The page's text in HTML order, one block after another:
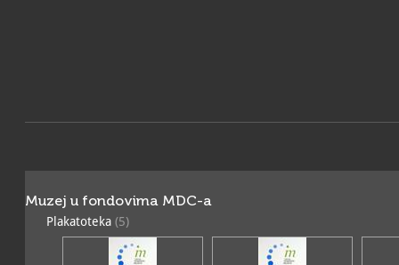
Muzej u fondovima MDC-a
Plakatoteka (5)